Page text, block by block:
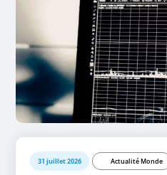
31 juillet 2026 Actualité Monde